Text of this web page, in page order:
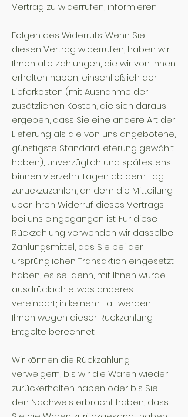
Vertrag zu widerrufen, informieren.
Folgen des Widerrufs: Wenn Sie
diesen Vertrag widerrufen, haben wir
Ihnen alle Zahlungen, die wir von Ihnen
erhalten haben, einschließlich der
Lieferkosten (mit Ausnahme der
zusätzlichen Kosten, die sich daraus
ergeben, dass Sie eine andere Art der
Lieferung als die von uns angebotene,
günstigste Standardlieferung gewählt
haben), unverzüglich und spätestens
binnen vierzehn Tagen ab dem Tag
zurückzuzahlen, an dem die Mitteilung
über Ihren Widerruf dieses Vertrags
bei uns eingegangen ist. Für diese
Rückzahlung verwenden wir dasselbe
Zahlungsmittel, das Sie bei der
ursprünglichen Transaktion eingesetzt
haben, es sei denn, mit Ihnen wurde
ausdrücklich etwas anderes
vereinbart; in keinem Fall werden
Ihnen wegen dieser Rückzahlung
Entgelte berechnet.
Wir können die Rückzahlung
verweigern, bis wir die Waren wieder
zurückerhalten haben oder bis Sie
den Nachweis erbracht haben, dass